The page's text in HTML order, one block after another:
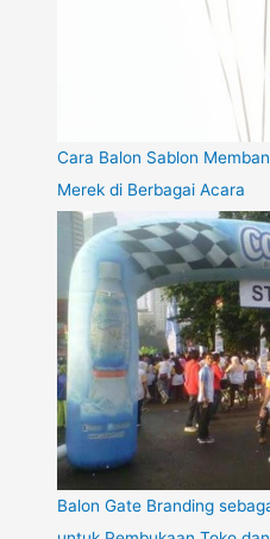
Cara Balon Sablon
Merek di Berbagai Acara
Balon Gate Branding